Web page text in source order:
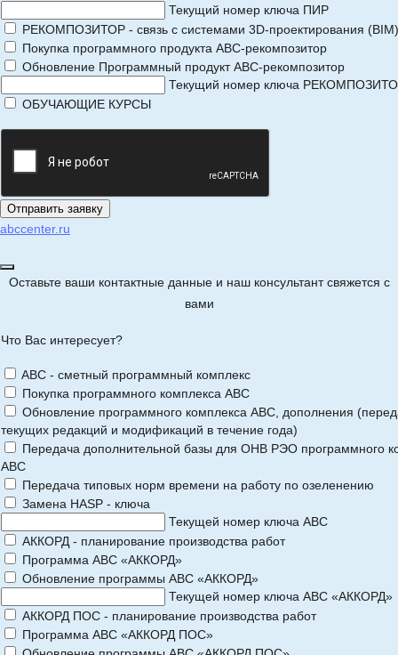
Текущий номер ключа ПИР
РЕКОМПОЗИТОР - связь с системами 3D-проектирования (BIM)
Покупка программного продукта АВС-рекомпозитор
Обновление Программный продукт АВС-рекомпозитор
Текущий номер ключа
ОБУЧАЮЩИЕ КУРСЫ
abccenter.ru
Оставьте ваши контактные данные и наш консультант свяжется с
вами
Что Вас интересует?
ABC - сметный программный комплекс
Покупка программного комплекса АВС
Обновление программного комплекса АВС, дополнения
текущих редакций и модификаций в течение года)
Передача дополнительной базы для ОНВ РЭО программного
АВС
Передача типовых норм времени на работу по озеленению
Замена HASP - ключа
Текущей номер ключа АВС
АККОРД - планирование производства работ
Программа АВС «АККОРД»
Обновление программы АВС «АККОРД»
Текущей номер ключа АВС «АККОРД»
АККОРД ПОС - планирование производства работ
Программа АВС «АККОРД ПОС»